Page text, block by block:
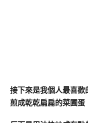
接下來是我個人最喜歡
煎成乾乾扁扁的菜圃蛋